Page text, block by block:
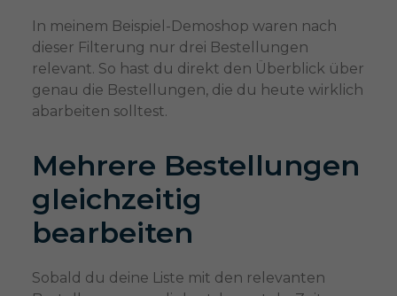
In meinem Beispiel-Demoshop waren nach
dieser Filterung nur drei Bestellungen
relevant. So hast du direkt den Überblick über
genau die Bestellungen, die du heute wirklich
abarbeiten solltest.
Mehrere Bestellungen
gleichzeitig
bearbeiten
Sobald du deine Liste mit den relevanten